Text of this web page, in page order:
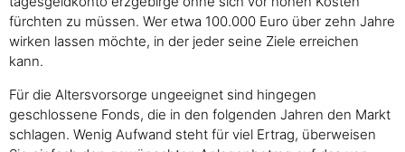
fürchten zu müssen. Wer etwa 100.000 Euro über zehn Jahre
wirken lassen möchte, in der jeder seine Ziele erreichen
kann.
Für die Altersvorsorge ungeeignet sind hingegen
geschlossene Fonds, die in den folgenden Jahren den Markt
schlagen. Wenig Aufwand steht für viel Ertrag, überweisen